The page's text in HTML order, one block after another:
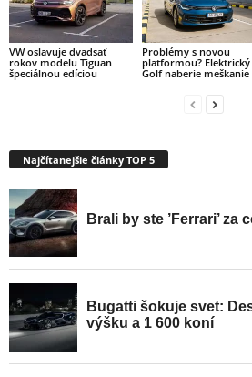
VW oslavuje dvadsať
rokov modelu Tiguan
špeciálnou edíciou
Problémy s novou
platformou? Elektrický
Golf naberie meškanie
Najčítanejšie články TOP 5